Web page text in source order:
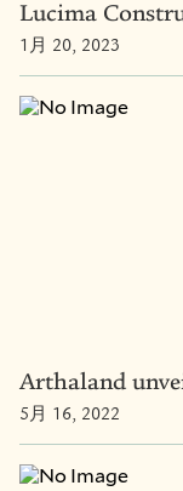
Lucima
1月 20, 2023
Arthaland
5月 16, 2022